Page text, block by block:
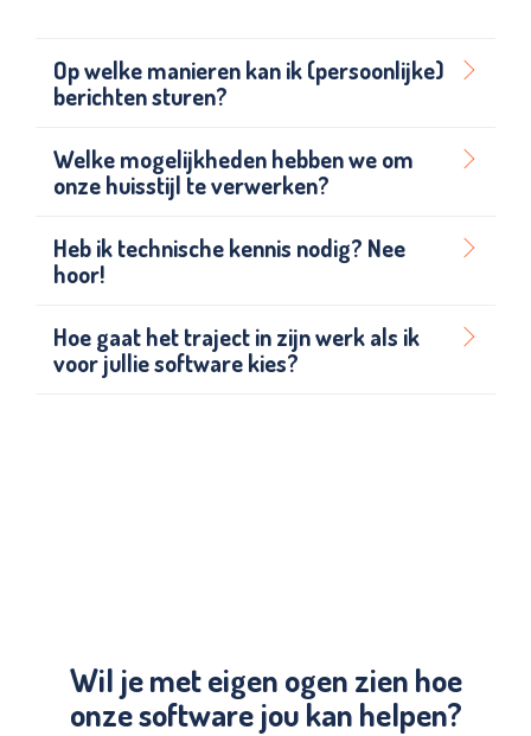
Op welke manieren kan ik (persoonlijke)
berichten sturen?
Welke mogelijkheden hebben we om
onze huisstijl te verwerken?
Heb ik technische kennis nodig? Nee
hoor!
Hoe gaat het traject in zijn werk als ik
voor jullie software kies?
Wil je met eigen ogen zien hoe
onze software jou kan helpen?